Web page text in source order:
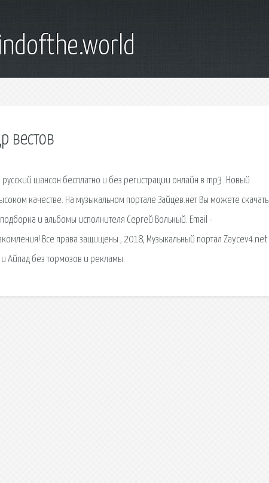
вестов
шансон бесплатно и без регистрации онлайн в mp3. Новый
качестве. На музыкальном портале Зайцев.нет Вы можете скачать
и альбомы исполнителя Сергей Вольный. Email -
Все права защищены , 2018, Музыкальный портал Zaycev4.net
Айпад без тормозов и рекламы.